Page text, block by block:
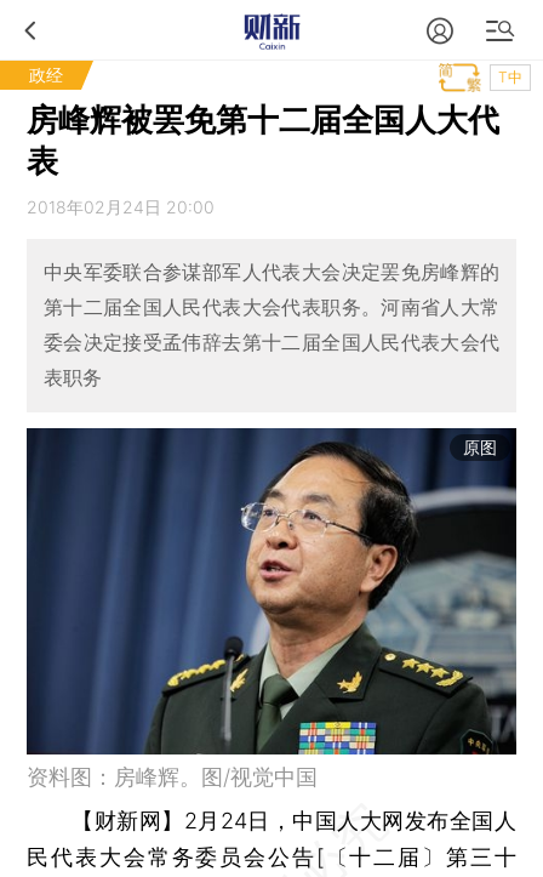
政经 T中
房峰辉被罢免第十二届全国人大代
表
2018年02月24日 20:00
中央军委联合参谋部军人代表大会决定罢免房峰辉的
第十二届全国人民代表大会代表职务。河南省人大常
委会决定接受孟伟辞去第十二届全国人民代表大会代
表职务
原图
资料图：房峰辉。图/视觉中国
【财新网】 2月24日，中国人大网发布全国人
民代表大会常务委员会公告[〔十二届〕第三十